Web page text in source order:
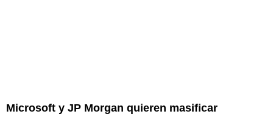
Microsoft y JP Morgan quieren masificar